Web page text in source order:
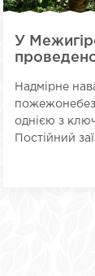
У
Надмірне
однією з
Постійний